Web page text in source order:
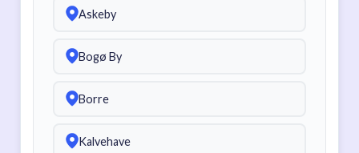
Askeby
Bogø By
Borre
Kalvehave